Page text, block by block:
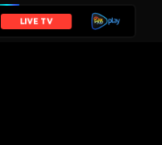
LIVE TV